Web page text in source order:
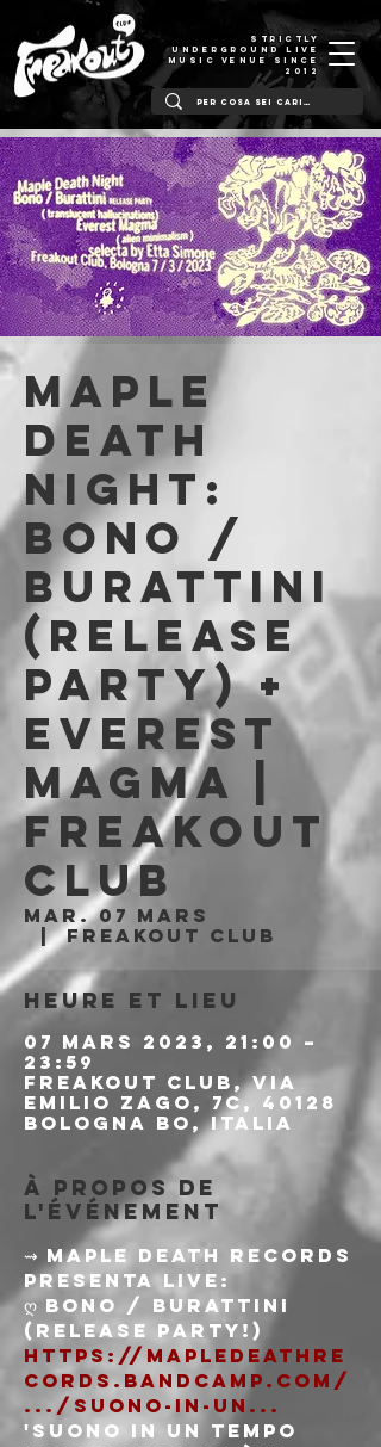
STRICTLY
UNDERGROUND LIVE
MUSIC VENUE SINCE
2012
Maple
Death
Night:
Bono /
Burattini
(release
party) +
Everest
Magma |
Freakout
Club
mar. 07 mars
  |
Freakout Club
Heure et lieu
07 mars 2023, 21:00 –
23:59
Freakout Club, Via
Emilio Zago, 7c, 40128
Bologna BO, Italia
À propos de
l'événement
⇝ Maple Death Records
presenta live:
ღ Bono / Burattini
https://mapledeathre
cords.bandcamp.com/
.../suono-in-un...
'Suono In Un Tempo